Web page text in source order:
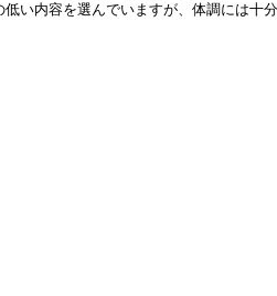
い内容を選んでいますが、体調には十